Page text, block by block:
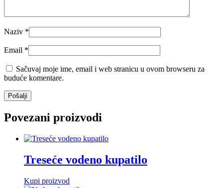
Naziv *
Email *
Sačuvaj moje ime, email i web stranicu u ovom browseru za
buduće komentare.
Povezani proizvodi
Treseće vodeno kupatilo
Kupi proizvod